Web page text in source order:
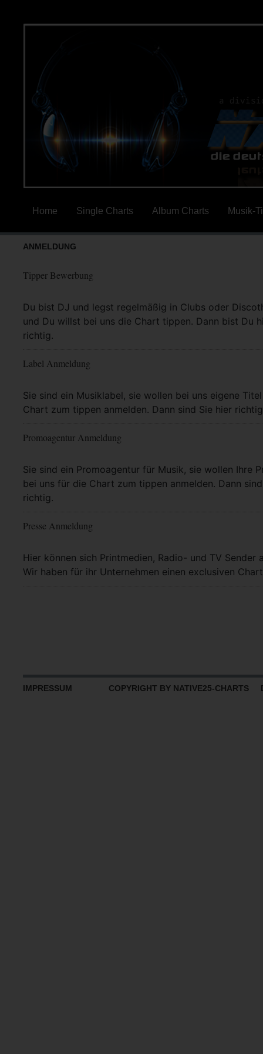
Home Single Charts Album Charts Musik-
ANMELDUNG
Tipper Bewerbung
Du bist DJ und legst regelmäßig in Clubs oder
und Du willst bei uns die Chart tippen. Dann bist Du
richtig.
Mehr Info
Label Anmeldung
Sie sind ein Musiklabel, sie wollen bei uns eigene
Chart zum tippen anmelden. Dann sind Sie hier
Mehr Info
Promoagentur Anmeldung
Sie sind ein Promoagentur für Musik, sie wollen Ihre
bei uns für die Chart zum tippen anmelden. Dann
richtig.
Mehr Info
Presse Anmeldung
Hier können sich Printmedien, Radio- und TV Sender
Wir haben für ihr Unternehmen einen exclusiven
Mehr Info
IMPRESSUM COPYRIGHT BY NATIVE25-CHARTS